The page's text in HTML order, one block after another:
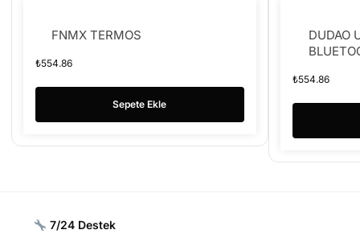
FNMX TERMOS
₺554.86
Sepete Ekle
DUDAO
₺554.86
7/24 Destek